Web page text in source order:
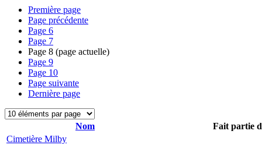
Première page
Page précédente
Page 6
Page 7
Page 8 (page actuelle)
Page 9
Page 10
Page suivante
Dernière page
Nom
Fait partie
Cimetière Milby